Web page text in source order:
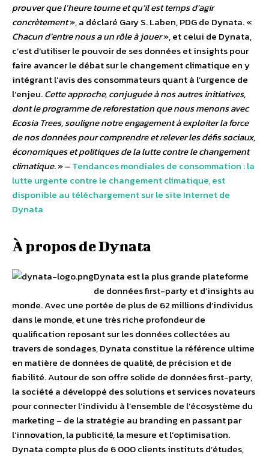
prouver que l’heure tourne et qu’il est temps d’agir
concrètement», a déclaré Gary S. Laben, PDG de Dynata. «
Chacun d’entre nous a un rôle à jouer», et celui de Dynata,
c’est d’utiliser le pouvoir de ses données et insights pour
faire avancer le débat sur le changement climatique en y
intégrant l’avis des consommateurs quant à l’urgence de
l’enjeu.Cette approche, conjuguée à nos autres initiatives,
dont le programme de reforestation que nous menons avec
Ecosia Trees, souligne notre engagement à exploiter la force
de nos données pour comprendre et relever les défis sociaux,
économiques et politiques de la lutte contre le changement
climatique. » – Tendances mondiales de consommation : la
lutte urgente contre le changement climatique, est
disponible au téléchargement sur le site Internet de
Dynata
À propos de Dynata
Dynata est la plus grande plateforme
de données first-party et d’insights au
monde. Avec une portée de plus de 62 millions d’individus
dans le monde, et une très riche profondeur de
qualification reposant sur les données collectées au
travers de sondages, Dynata constitue la référence ultime
en matière de données de qualité, de précision et de
fiabilité. Autour de son offre solide de données first-party,
la société a développé des solutions et services novateurs
pour connecter l’individu à l’ensemble de l’écosystème du
marketing – de la stratégie au branding en passant par
l’innovation, la publicité, la mesure et l’optimisation.
Dynata compte plus de 6 000 clients instituts d’études,